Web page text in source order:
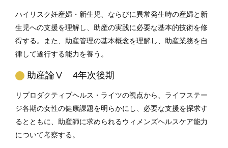
ハイリスク妊産婦・新生児、ならびに異常発生時の産婦と新
生児への支援を理解し、助産の実践に必要な基本的技術を修
得する。また、助産管理の基本概念を理解し、助産業務を自
律して遂行する能力を養う。
助産論Ⅴ 4年次後期
リプロダクティブヘルス・ライツの視点から、ライフステー
ジ各期の女性の健康課題を明らかにし、必要な支援を探求す
るとともに、助産師に求められるウィメンズヘルスケア能力
について考察する。